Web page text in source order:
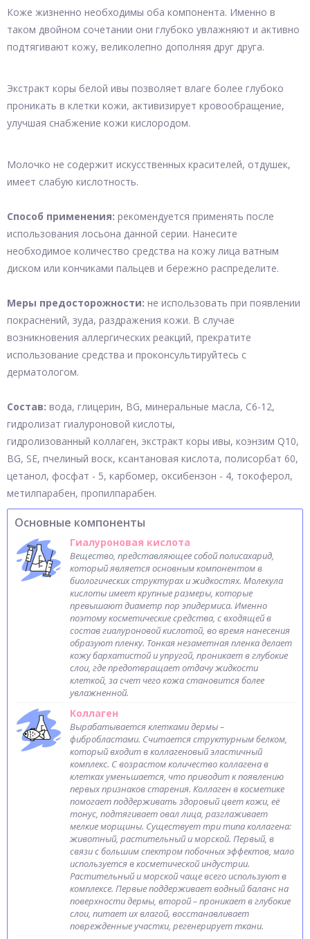
Коже жизненно необходимы оба компонента. Именно в
таком двойном сочетании они глубоко увлажняют и активно
подтягивают кожу, великолепно дополняя друг друга.
Экстракт коры белой ивы позволяет влаге более глубоко
проникать в клетки кожи, активизирует кровообращение,
улучшая снабжение кожи кислородом.
Молочко не содержит искусственных красителей, отдушек,
имеет слабую кислотность.
Способ применения: рекомендуется применять после
использования лосьона данной серии. Нанесите
необходимое количество средства на кожу лица ватным
диском или кончиками пальцев и бережно распределите.
Меры предосторожности: не использовать при появлении
покраснений, зуда, раздражения кожи. В случае
возникновения аллергических реакций, прекратите
использование средства и проконсультируйтесь с
дерматологом.
Состав: вода, глицерин, BG, минеральные масла, С6-12,
гидролизат гиалуроновой кислоты,
гидролизованный коллаген, экстракт коры ивы, коэнзим Q10,
BG, SE, пчелиный воск, ксантановая кислота, полисорбат 60,
цетанол, фосфат - 5, карбомер, оксибензон - 4, токоферол,
метилпарабен, пропилпарабен.
Основные компоненты
Гиалуроновая кислота
Вещество, представляющее собой полисахарид,
который является основным компонентом в
биологических структурах и жидкостях. Молекула
кислоты имеет крупные размеры, которые
превышают диаметр пор эпидермиса. Именно
поэтому косметические средства, с входящей в
состав гиалуроновой кислотой, во время нанесения
образуют пленку. Тонкая незаметная пленка делает
кожу бархатистой и упругой, проникает в глубокие
слои, где предотвращает отдачу жидкости
клеткой, за счет чего кожа становится более
увлажненной.
Коллаген
Вырабатывается клетками дермы –
фибробластами. Считается структурным белком,
который входит в коллагеновый эластичный
комплекс. С возрастом количество коллагена в
клетках уменьшается, что приводит к появлению
первых признаков старения. Коллаген в косметике
помогает поддерживать здоровый цвет кожи, её
тонус, подтягивает овал лица, разглаживает
мелкие морщины. Существует три типа коллагена:
животный, растительный и морской. Первый, в
связи с большим спектром побочных эффектов, мало
используется в косметической индустрии.
Растительный и морской чаще всего используют в
комплексе. Первые поддерживает водный баланс на
поверхности дермы, второй – проникает в глубокие
слои, питает их влагой, восстанавливает
поврежденные участки, регенерирует ткани.